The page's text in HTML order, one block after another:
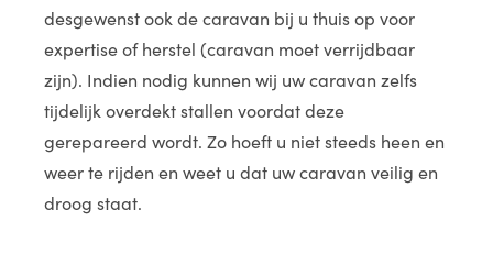
desgewenst ook de caravan bij u thuis op voor
expertise of herstel (caravan moet verrijdbaar
zijn). Indien nodig kunnen wij uw caravan zelfs
tijdelijk overdekt stallen voordat deze
gerepareerd wordt. Zo hoeft u niet steeds heen en
weer te rijden en weet u dat uw caravan veilig en
droog staat.